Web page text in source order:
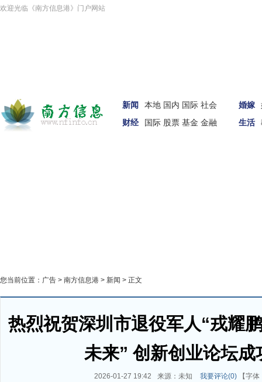
欢迎光临《南方信息港》门户网站
新闻 本地 国内 国际 社会
财经
国际 股票 基金 金融
婚嫁
生活
您当前位置： 广告 > 南方信息港 > 新闻 > 正文
热烈祝贺深圳市退役军人“戎耀
未来” 创新创业论坛成
2026-01-27 19:42 来源：未知 我要评论(0)【字体